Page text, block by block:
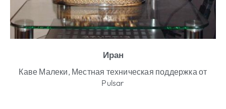
Иран
Каве Малеки, Местная техническая поддержка от
Pulsar